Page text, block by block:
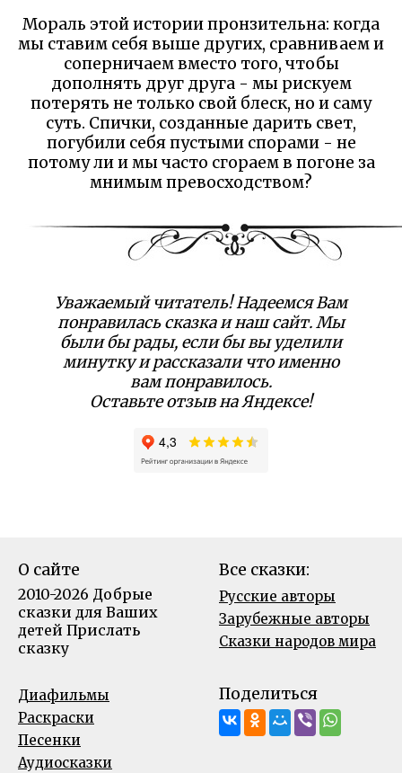
Мораль этой истории пронзительна: когда
мы ставим себя выше других, сравниваем и
соперничаем вместо того, чтобы
дополнять друг друга - мы рискуем
потерять не только свой блеск, но и саму
суть. Спички, созданные дарить свет,
погубили себя пустыми спорами - не
потому ли и мы часто сгораем в погоне за
мнимым превосходством?
Уважаемый читатель! Надеемся Вам
понравилась сказка и наш сайт. Мы
были бы рады, если бы вы уделили
минутку и рассказали что именно
вам понравилось.
Оставьте отзыв на Яндексе!
О сайте
2010-2026 Добрые
сказки для Ваших
детей Прислать
сказку
Все сказки:
Русские авторы
Зарубежные авторы
Сказки народов мира
Диафильмы
Раскраски
Песенки
Аудиосказки
Поделиться